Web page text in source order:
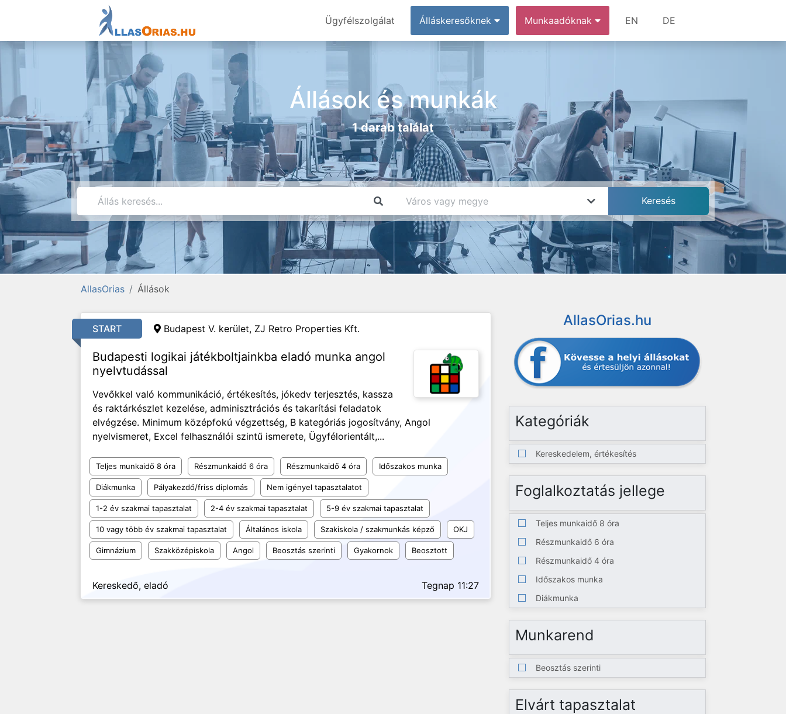
Ügyfélszolgálat Álláskeresőknek Munkaadóknak EN DE
Állások és munkák
1 darab találat
AllasOrias Állások
START Budapest V. kerület, ZJ Retro Properties Kft.
Budapesti logikai játékboltjainkba eladó munka angol
nyelvtudással
Vevőkkel való kommunikáció, értékesítés, jókedv terjesztés, kassza
és raktárkészlet kezelése, adminisztrációs és takarítási feladatok
elvégzése. Minimum középfokú végzettség, B kategóriás jogosítvány, Angol
nyelvismeret, Excel felhasználói szintű ismerete, Ügyfélorientált,...
Teljes munkaidő 8 óra Részmunkaidő 6 óra Részmunkaidő 4 óra Időszakos munka
Diákmunka Pályakezdő/friss diplomás Nem igényel tapasztalatot
1-2 év szakmai tapasztalat 2-4 év szakmai tapasztalat 5-9 év szakmai tapasztalat
10 vagy több év szakmai tapasztalat Általános iskola Szakiskola / szakmunkás képző OKJ
Gimnázium Szakközépiskola Angol Beosztás szerinti Gyakornok Beosztott
Kereskedő, eladó Tegnap 11:27
AllasOrias.hu
Kategóriák
Kereskedelem, értékesítés
Foglalkoztatás jellege
Teljes munkaidő 8 óra
Részmunkaidő 6 óra
Részmunkaidő 4 óra
Időszakos munka
Diákmunka
Munkarend
Beosztás szerinti
Elvárt tapasztalat